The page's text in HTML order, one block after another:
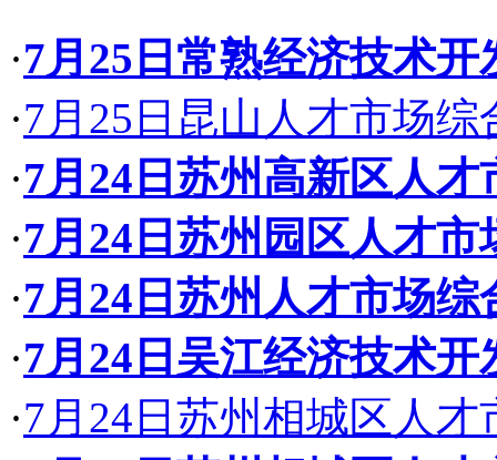
·7月25日常熟经济技术开
·7月25日昆山人才市场综
·7月24日苏州高新区人才
·7月24日苏州园区人才市
·7月24日苏州人才市场综
·7月24日吴江经济技术开
·7月24日苏州相城区人才